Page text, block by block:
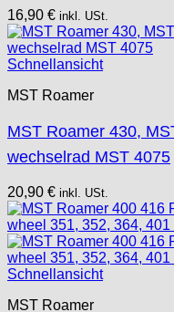
16,90 € inkl. USt.
Schnellansicht
MST Roamer
MST Roamer 430,
wechselrad MST 4075
20,90 € inkl. USt.
Schnellansicht
MST Roamer